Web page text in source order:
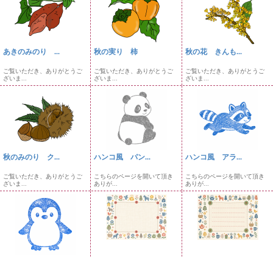
あきのみのり ...
ご覧いただき、ありがとうご
ざいま...
秋の実り 柿
ご覧いただき、ありがとうご
ざいま...
秋の花 きんも...
ご覧いただき、ありがとうご
ざいま...
秋のみのり ク...
ご覧いただき、ありがとうご
ざいま...
ハンコ風 パン...
こちらのページを開いて頂き
ありが...
ハンコ風 アラ...
こちらのページを開いて頂き
ありが...